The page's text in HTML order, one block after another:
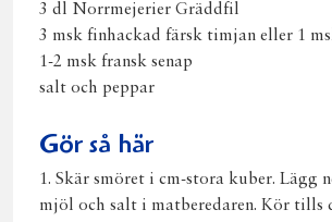
3 dl Norrmejerier Gräddfil
3 msk finhackad färsk timjan eller 1
1-2 msk fransk senap
salt och peppar
Gör så här
1. Skär smöret i cm-stora kuber. Lägg
mjöl och salt i matberedaren. Kör tills